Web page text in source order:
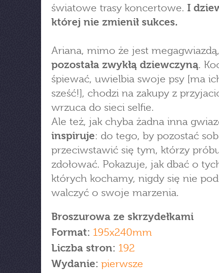
światowe trasy koncertowe. I
której nie zmienił sukces.
Ariana, mimo że jest megagwiazdą,
pozostała zwykłą dziewczyną.
śpiewać, uwielbia swoje psy [ma
sześć!], chodzi na zakupy z
wrzuca do sieci selfie.
Ale też, jak chyba żadna inna
inspiruje: do tego, by pozostać
przeciwstawić się tym, którzy
zdołować. Pokazuje, jak dbać o
których kochamy, nigdy się nie
walczyć o swoje marzenia.
Broszurowa ze skrzydełkami
Format: 195x240mm
Liczba stron: 192
Wydanie: pierwsze